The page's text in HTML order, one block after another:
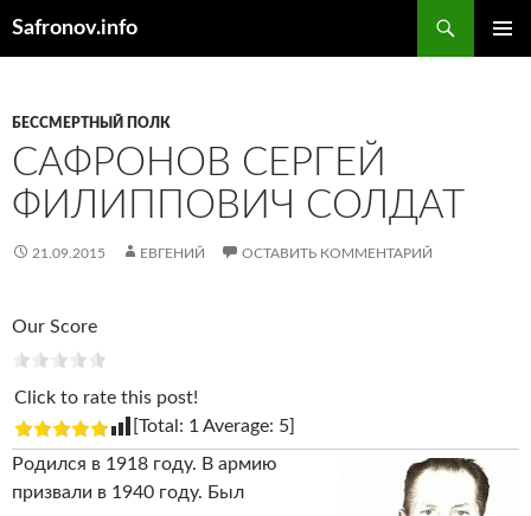
Safronov.info
БЕССМЕРТНЫЙ ПОЛК
САФРОНОВ СЕРГЕЙ
ФИЛИППОВИЧ СОЛДАТ
21.09.2015 ЕВГЕНИЙ ОСТАВИТЬ КОММЕНТАРИЙ
Our Score
Click to rate this post!
[Total: 1 Average: 5]
Родился в 1918 году. В армию
призвали в 1940 году. Был